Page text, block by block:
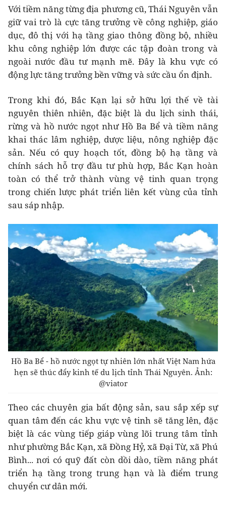
Với tiềm năng từng địa phương cũ, Thái Nguyên vẫn
giữ vai trò là cực tăng trưởng về công nghiệp, giáo
dục, đô thị với hạ tầng giao thông đồng bộ, nhiều
khu công nghiệp lớn được các tập đoàn trong và
ngoài nước đầu tư mạnh mẽ. Đây là khu vực có
động lực tăng trưởng bền vững và sức cầu ổn định.
Trong khi đó, Bắc Kạn lại sở hữu lợi thế về tài
nguyên thiên nhiên, đặc biệt là du lịch sinh thái,
rừng và hồ nước ngọt như Hồ Ba Bể và tiềm năng
khai thác lâm nghiệp, dược liệu, nông nghiệp đặc
sản. Nếu có quy hoạch tốt, đồng bộ hạ tầng và
chính sách hỗ trợ đầu tư phù hợp, Bắc Kạn hoàn
toàn có thể trở thành vùng vệ tinh quan trọng
trong chiến lược phát triển liên kết vùng của tỉnh
sau sáp nhập.
Hồ Ba Bể - hồ nước ngọt tự nhiên lớn nhất Việt Nam hứa
hẹn sẽ thúc đẩy kinh tế du lịch tỉnh Thái Nguyên. Ảnh:
@viator
Theo các chuyên gia bất động sản, sau sắp xếp sự
quan tâm đến các khu vực vệ tinh sẽ tăng lên, đặc
biệt là các vùng tiếp giáp vùng lõi trung tâm tỉnh
như phường Bắc Kạn, xã Đồng Hỷ, xã Đại Từ, xã Phú
Bình... nơi có quỹ đất còn dồi dào, tiềm năng phát
triển hạ tầng trong trung hạn và là điểm trung
chuyển cư dân mới.